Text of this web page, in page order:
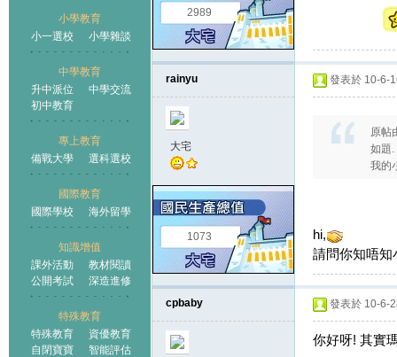
小學教育
小一選校
小學雜談
中學教育
升中派位
中學交流
初中教育
專上教育
備戰大學
選科選校
國際教育
國際學校
海外留學
知識增值
課外活動
教材閱讀
公開考試
深造進修
特殊教育
特殊教育
資優教育
自閉寶寶
智能評估
2989
rainyu
大宅
1073
發表於 10-6-
原帖
如題.
我的
hi,
請問你知唔知
cpbaby 發表於 10-6-
你好呀! 其實